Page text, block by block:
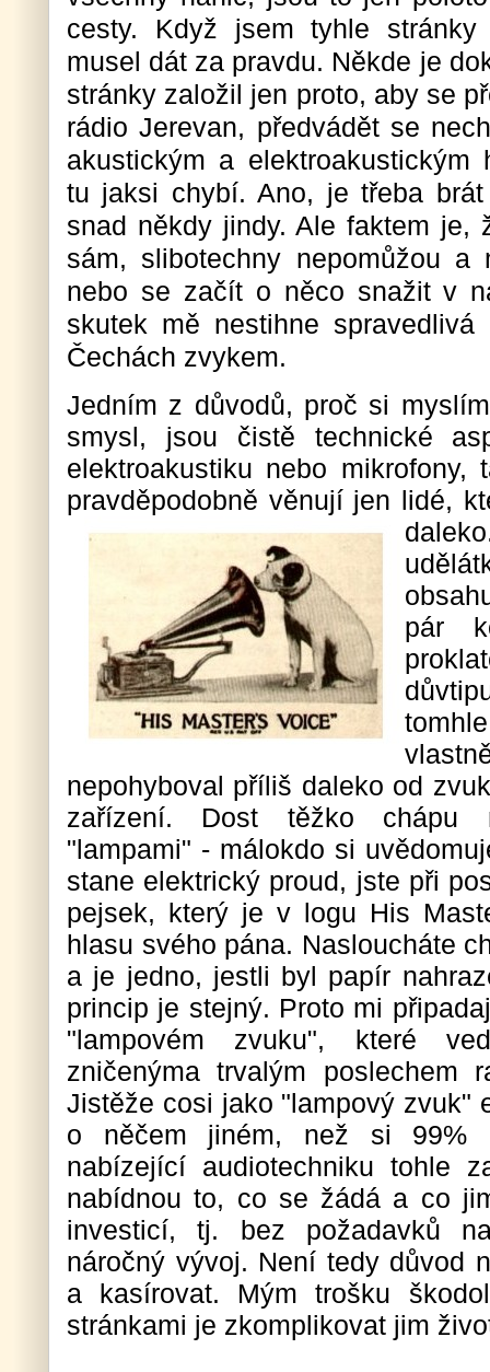
cesty. Když jsem tyhle
musel dát za pravdu. Někde je
stránky založil jen proto, aby se
rádio Jerevan, předvádět se
akustickým a elektroakustickým
tu jaksi chybí. Ano, je třeba
snad někdy jindy. Ale faktem je,
sám, slibotechny nepomůžou
nebo se začít o něco snažit v
skutek mě nestihne
Čechách zvykem.
Jedním z důvodů, proč si
smysl, jsou čistě technické
elektroakustiku nebo
pravděpodobně věnují jen lidé,
pár
nepohyboval příliš daleko od
zařízení. Dost těžko chápu
"lampami" - málokdo si
stane elektrický proud, jste při
pejsek, který je v logu His
hlasu svého pána. Nasloucháte
a je jedno, jestli byl papír
princip je stejný. Proto mi
"lampovém zvuku", které
zničenýma trvalým poslechem
Jistěže cosi jako "lampový zvuk"
o něčem jiném, než si 99%
nabízející audiotechniku tohle
nabídnou to, co se žádá a co
investicí, tj. bez požadavků
náročný vývoj. Není tedy důvod
a kasírovat. Mým trošku
stránkami je zkomplikovat jim